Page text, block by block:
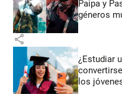
Paipa y
géneros
share
¿Estudiar
los